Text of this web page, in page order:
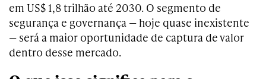
em US$ 1,8 trilhão até 2030. O segmento de
segurança e governança — hoje quase inexistente
— será a maior oportunidade de captura de valor
dentro desse mercado.